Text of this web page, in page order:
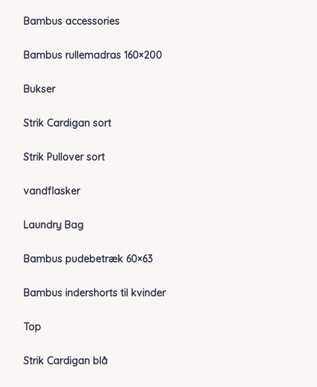
Bambus accessories
Bambus rullemadras 160×200
Bukser
Strik Cardigan sort
Strik Pullover sort
vandflasker
Laundry Bag
Bambus pudebetræk 60×63
Bambus indershorts til kvinder
Top
Strik Cardigan blå